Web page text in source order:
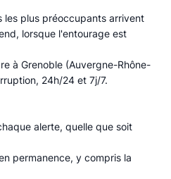
les plus préoccupants arrivent
lorsque l'entourage est
à Grenoble (Auvergne-Rhône-
24h/24 et 7j/7.
alerte, quelle que soit
permanence, y compris la